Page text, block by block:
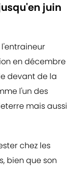
juin
l'entraineur
en décembre
devant de la
l'un des
mais aussi
chez les
bien que son